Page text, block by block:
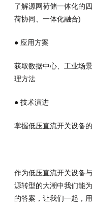
了解源网荷储一体化的
荷协同、一体化融合)
● 应用方案
获取数据中心、工业场
理方法
● 技术演进
掌握低压直流开关设备
作为低压直流开关设备
源转型的大潮中我们能
的答案，让我们一起，